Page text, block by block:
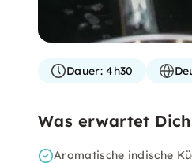
Dauer:4h30
Was erwartet Dich
Aromatische indische